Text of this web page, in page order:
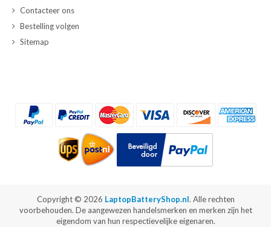
Contacteer ons
Bestelling volgen
Sitemap
Copyright © 2026 LaptopBatteryShop.nl. Alle rechten
voorbehouden. De aangewezen handelsmerken en merken zijn het
eigendom van hun respectievelijke eigenaren.